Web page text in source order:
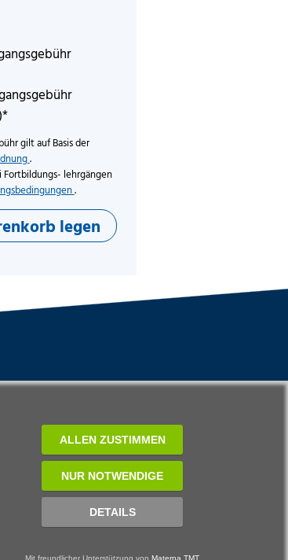
gilt auf Basis der
.
lehrgängen
.
legen
ALLEN ZUSTIMMEN
NUR NOTWENDIGE
DETAILS